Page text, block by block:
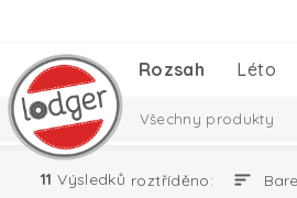
Rozsah Léto
Všechny produkty
11 Výsledků roztříděno: